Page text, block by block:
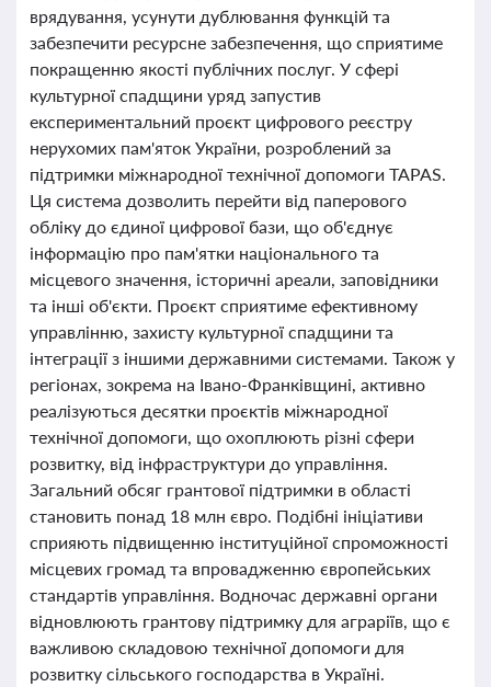
врядування, усунути дублювання функцій та
забезпечити ресурсне забезпечення, що сприятиме
покращенню якості публічних послуг. У сфері
культурної спадщини уряд запустив
експериментальний проєкт цифрового реєстру
нерухомих пам'яток України, розроблений за
підтримки міжнародної технічної допомоги TAPAS.
Ця система дозволить перейти від паперового
обліку до єдиної цифрової бази, що об'єднує
інформацію про пам'ятки національного та
місцевого значення, історичні ареали, заповідники
та інші об'єкти. Проєкт сприятиме ефективному
управлінню, захисту культурної спадщини та
інтеграції з іншими державними системами. Також у
регіонах, зокрема на Івано-Франківщині, активно
реалізуються десятки проєктів міжнародної
технічної допомоги, що охоплюють різні сфери
розвитку, від інфраструктури до управління.
Загальний обсяг грантової підтримки в області
становить понад 18 млн євро. Подібні ініціативи
сприяють підвищенню інституційної спроможності
місцевих громад та впровадженню європейських
стандартів управління. Водночас державні органи
відновлюють грантову підтримку для аграріїв, що є
важливою складовою технічної допомоги для
розвитку сільського господарства в Україні.